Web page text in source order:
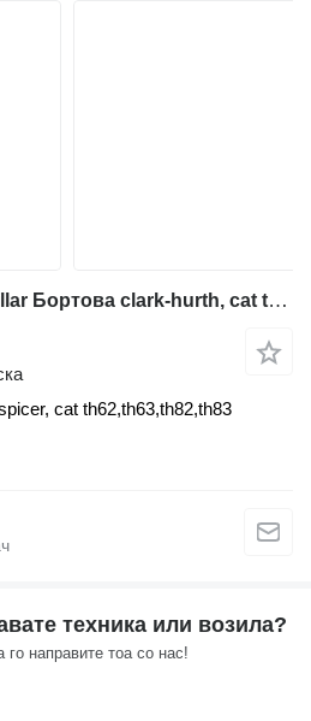
Погонска оска Caterpillar Бортова clark-hurth, cat th62,th63,th82,th83 Міст, Бо за телескопски натоварувач
cat th62,th63,th82,th83
техника или возила?
направите тоа со нас!